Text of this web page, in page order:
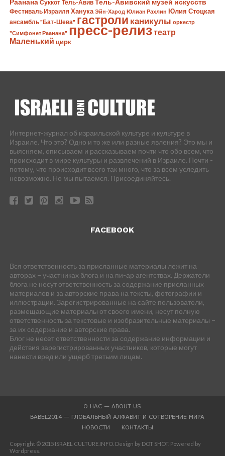
Раанана Суккот Тель-Авив Тель-Авивский музей искусств
Фестиваль Израиля Ханука Эйн-Харод Юлиан Рахлин Юлия Стоцкая
ансамбль "Бат-Шева" гастроли каникулы оркестр
"Симфонет Раанана" пресс-релизтеатр
Маленький цирк
Интернет-журнал об израильской культуре и культуре в
Израиле. Что это? Одно и то же или разные явления? Это мы и
выясняем, описываем и рассказываем почти что обо всем, что
происходит в мире культуры и развлечений в Израиле. Почти -
потому, что происходит всего так много, что за всем уследить
невозможно. Но мы пытаемся. Присоединяйтесь.
FACEBOOK
Вся ответственность за присланные материалы лежит на
авторах – участниках блога и на пи-ар агентствах. Держатели
блога не несут ответственность за содержание присланных
материалов и за авторские права на тексты, фотографии и
иллюстрации. Зарегистрированные на сайте пользователи,
размещающие материалы от своего имени, несут полную
ответственность за текстовые и изобразительные материалы –
за их содержание и авторские права.
Блог не несет ответственности за содержание информации и
действия зарегистрированных участников, которые могут
нанести вред или ущерб третьим лицам.
О НАС — ABOUT US
BABEL2014 — ГЛОБАЛЬНЫЙ АЛФАВИТ И СОТВОРЕНИЕ МИРА
НОВОСТИ
КОНТАКТЫ
Copyright © 2015 ISRAEL CULTURE.INFO. Design by DOT SHOT. Powered by
Wordpress.